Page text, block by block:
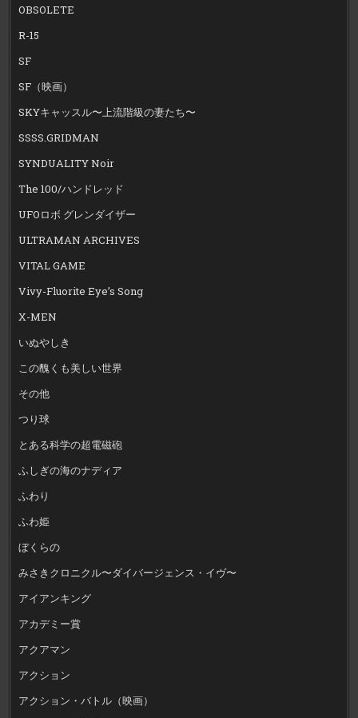
OBSOLETE
R-15
SF
SF（映画）
SKYキャッスル〜上流階級の妻たち〜
SSSS.GRIDMAN
SYNDUALITY Noir
The 100/ハンドレッド
UFOロボ グレンダイザー
ULTRAMAN ARCHIVES
VITAL GAME
Vivy-Fluorite Eye’s Song
X-MEN
いぬやしき
この醜くも美しい世界
その他
つり球
とある科学の超電磁砲
ふしぎの海のナディア
ふわり
ふわ姫
ぼくらの
みさきクロニクル〜ダイバージェンス・イヴ〜
アイアンキング
アカデミー賞
アクアマン
アクション
アクション・バトル（映画）